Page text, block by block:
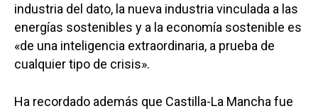
industria del dato, la nueva industria vinculada a las
energías sostenibles y a la economía sostenible es
«de una inteligencia extraordinaria, a prueba de
cualquier tipo de crisis».
Ha recordado además que Castilla-La Mancha fue